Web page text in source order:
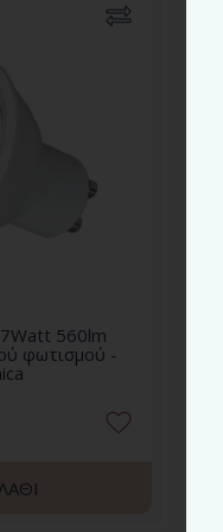
560lm
φωτισμού -